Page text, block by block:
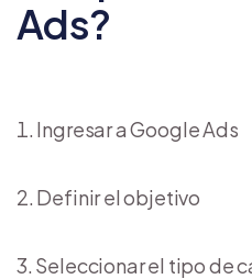
Ads?
Ingresar a Google Ads
Definir el objetivo
Seleccionar el tipo de